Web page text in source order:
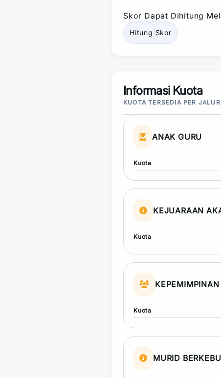
Skor Dapat Dihitung
Hitung Skor
Informasi Kuota
KUOTA TERSEDIA PER JALUR
ANAK GURU
Kuota
KEJUARAAN
Kuota
KEPEMIMPINAN
Kuota
MURID